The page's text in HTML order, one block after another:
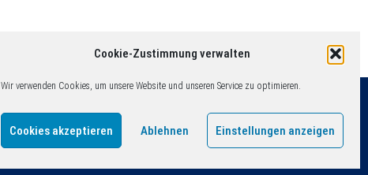
Cookie-Zustimmung verwalten
Wir verwenden Cookies, um unsere Website und unseren Service zu optimieren.
Cookies akzeptieren Ablehnen Einstellungen anzeigen